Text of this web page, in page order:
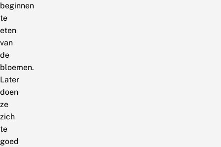
beginnen
te
eten
van
de
bloemen.
Later
doen
ze
zich
te
goed